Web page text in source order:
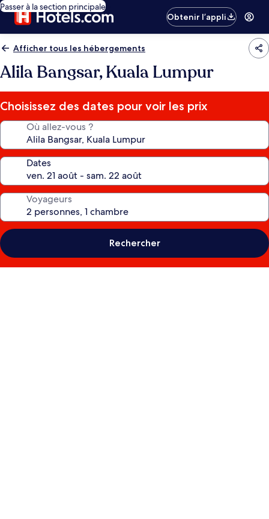
Passer à la section principale
Obtenir l’appli
Afficher tous les hébergements
Alila Bangsar, Kuala Lumpur
Choisissez des dates pour voir les prix
Où allez-vous ?
Dates
Voyageurs
Rechercher